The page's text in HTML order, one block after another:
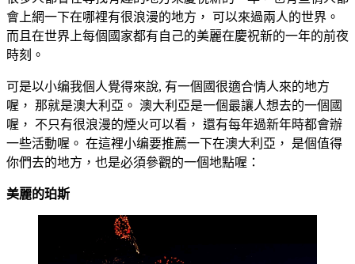
會上網一下在哪裡有很浪漫的地方， 可以來過兩人的世界。
而且在世界上每個國家都有自己的美麗在慶祝新的一年的前夜
時刻。
可是以小编我個人覺得來說, 有一個國很適合情人來的地方
喔， 那就是澳大利亞。 澳大利亞是一個最讓人想去的一個國
喔， 不只有很浪漫的煙火可以看， 還有每年過新年時都會辦
一些活動喔。 在這裡小编要推薦一下在澳大利亞， 是個值得
你們去的地方，也是必須參觀的一個地點喔：
美麗的珀斯